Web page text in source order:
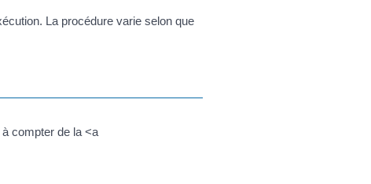
La procédure varie selon que
compter de la <a